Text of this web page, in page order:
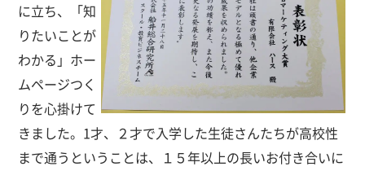
に立ち、「知
りたいことが
わかる」ホー
ムページつく
りを心掛けて
きました。1才、２才で入学した生徒さんたちが高校性
まで通うということは、１５年以上の長いお付き合いに